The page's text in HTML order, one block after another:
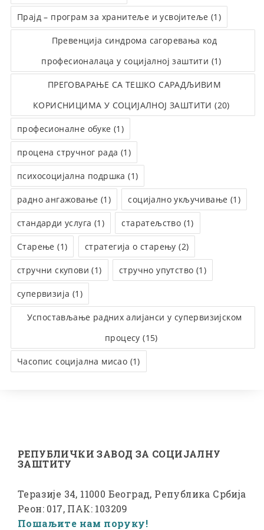
Прајд – програм за хранитеље и усвојитеље (1)
Превенција синдрома сагоревања код
професионалаца у социјалној заштити (1)
ПРЕГОВАРАЊЕ СА ТЕШКО САРАДЉИВИМ
КОРИСНИЦИМА У СОЦИЈАЛНОЈ ЗАШТИТИ (20)
професионалне обуке (1)
процена стручног рада (1)
психосоцијална подршка (1)
радно ангажовање (1) социјално укључивање (1)
стандарди услуга (1) старатељство (1)
Старење (1) стратегија о старењу (2)
стручни скупови (1) стручно упутство (1)
супервизија (1)
Успостављање радних алијанси у супервизијском
процесу (15)
Часопис социјална мисао (1)
РЕПУБЛИЧКИ ЗАВОД ЗА СОЦИЈАЛНУ
ЗАШТИТУ
Теразије 34, 11000 Београд, Република Србија
Реон: 017, ПАК: 103209
Пошаљите нам поруку!